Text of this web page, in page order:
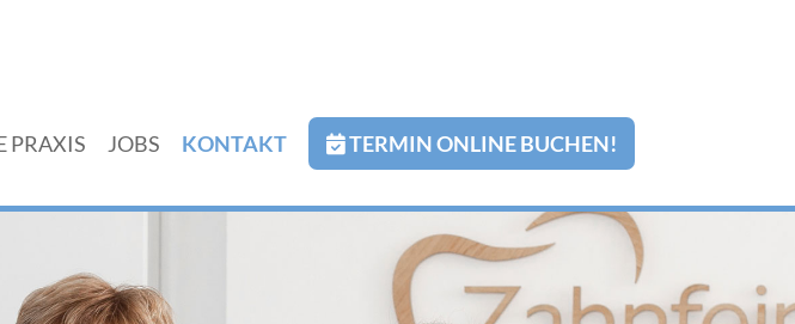
PRAXIS JOBS KONTAKT TERMIN ONLINE BUCHEN!